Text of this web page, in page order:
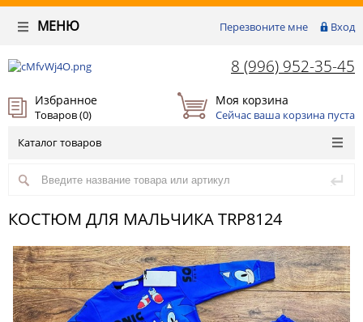
Перезвоните мне Вход
МЕНЮ
8 (996) 952-35-45
Избранное
Товаров (0)
Моя корзина
Сейчас ваша корзина пуста
Каталог товаров
КОСТЮМ ДЛЯ МАЛЬЧИКА TRP8124